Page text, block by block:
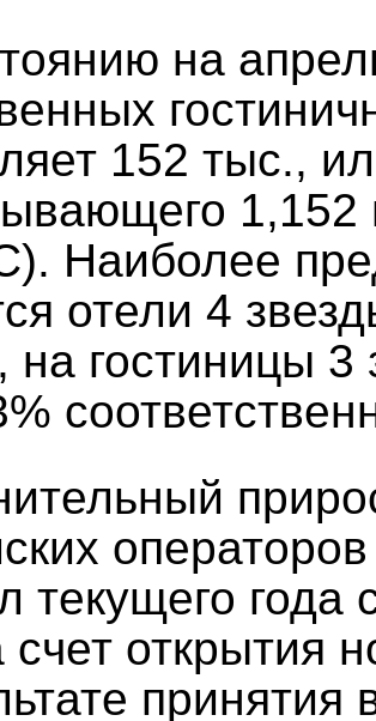
на
152 тыс.,
Наиболее
отели 4
гостиницы 3
текущего
счет открытия